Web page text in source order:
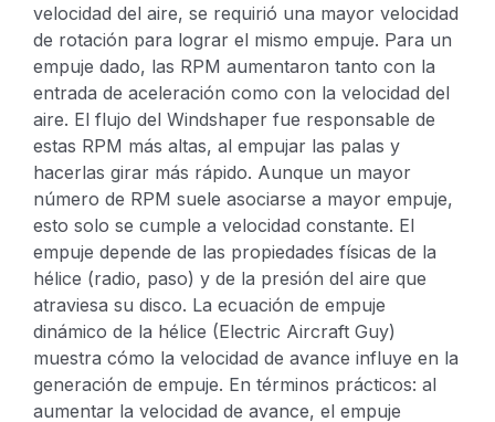
velocidad del aire, se requirió una mayor velocidad
de rotación para lograr el mismo empuje. Para un
empuje dado, las RPM aumentaron tanto con la
entrada de aceleración como con la velocidad del
aire. El flujo del Windshaper fue responsable de
estas RPM más altas, al empujar las palas y
hacerlas girar más rápido. Aunque un mayor
número de RPM suele asociarse a mayor empuje,
esto solo se cumple a velocidad constante. El
empuje depende de las propiedades físicas de la
hélice (radio, paso) y de la presión del aire que
atraviesa su disco. La ecuación de empuje
dinámico de la hélice (Electric Aircraft Guy)
muestra cómo la velocidad de avance influye en la
generación de empuje. En términos prácticos: al
aumentar la velocidad de avance, el empuje